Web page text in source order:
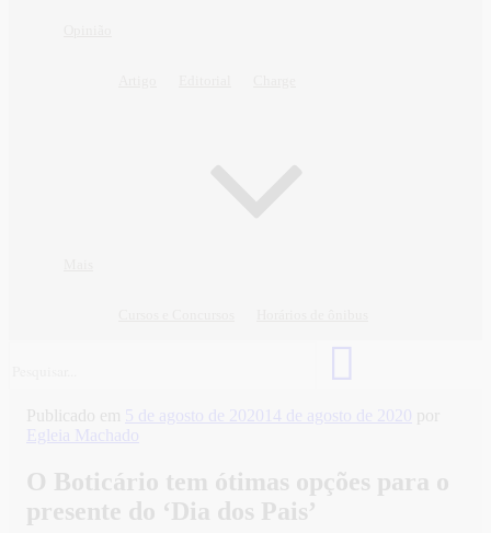
Publicado em 5 de agosto de 2020 14 de agosto de 2020 por
Egleia Machado
O Boticário tem ótimas opções para o
presente do ‘Dia dos Pais’